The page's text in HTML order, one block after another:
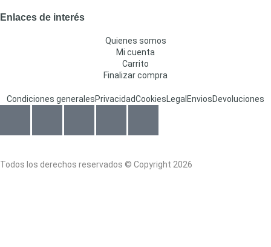
Enlaces de interés
Quienes somos
Mi cuenta
Carrito
Finalizar compra
Condiciones generalesPrivacidadCookiesLegal EnviosDevoluciones
Todos los derechos reservados © Copyright 2026